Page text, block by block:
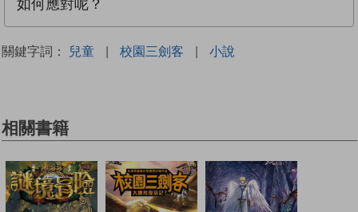
如何應對呢？
關鍵字詞： 兒童 | 校園三劍客 | 小說
相關書籍